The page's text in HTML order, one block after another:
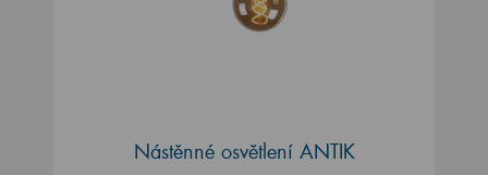
Nástěnné osvětlení ANTIK